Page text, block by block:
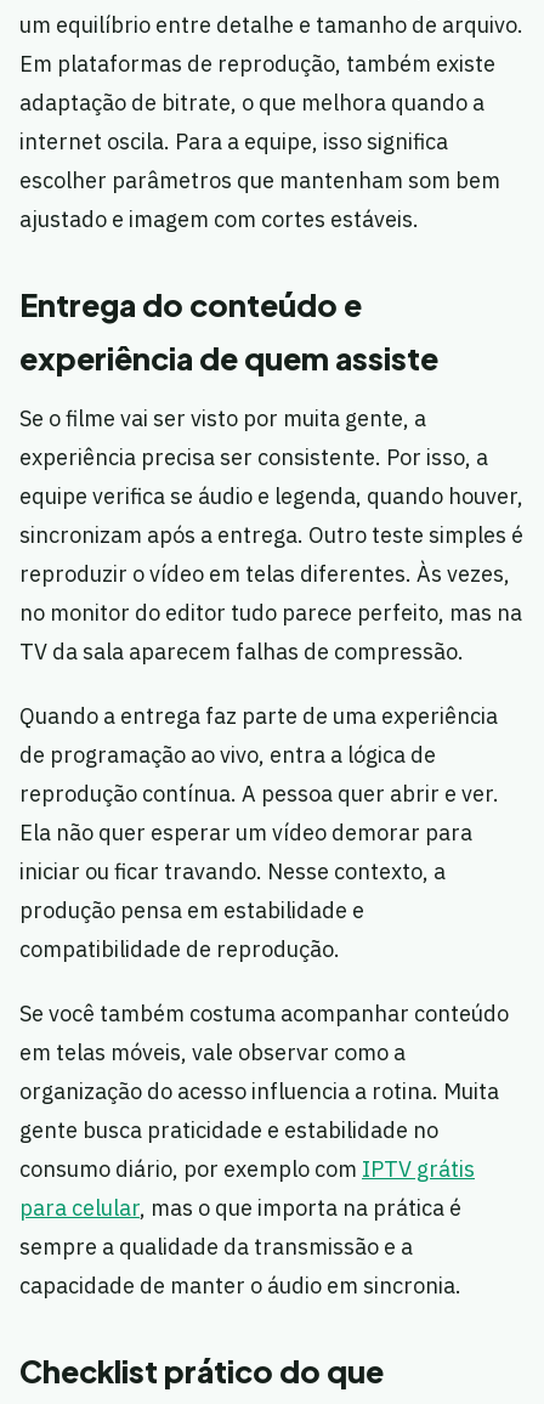
um equilíbrio entre detalhe e tamanho de arquivo.
Em plataformas de reprodução, também existe
adaptação de bitrate, o que melhora quando a
internet oscila. Para a equipe, isso significa
escolher parâmetros que mantenham som bem
ajustado e imagem com cortes estáveis.
Entrega do conteúdo e
experiência de quem assiste
Se o filme vai ser visto por muita gente, a
experiência precisa ser consistente. Por isso, a
equipe verifica se áudio e legenda, quando houver,
sincronizam após a entrega. Outro teste simples é
reproduzir o vídeo em telas diferentes. Às vezes,
no monitor do editor tudo parece perfeito, mas na
TV da sala aparecem falhas de compressão.
Quando a entrega faz parte de uma experiência
de programação ao vivo, entra a lógica de
reprodução contínua. A pessoa quer abrir e ver.
Ela não quer esperar um vídeo demorar para
iniciar ou ficar travando. Nesse contexto, a
produção pensa em estabilidade e
compatibilidade de reprodução.
Se você também costuma acompanhar conteúdo
em telas móveis, vale observar como a
organização do acesso influencia a rotina. Muita
gente busca praticidade e estabilidade no
consumo diário, por exemplo com IPTV grátis
para celular, mas o que importa na prática é
sempre a qualidade da transmissão e a
capacidade de manter o áudio em sincronia.
Checklist prático do que